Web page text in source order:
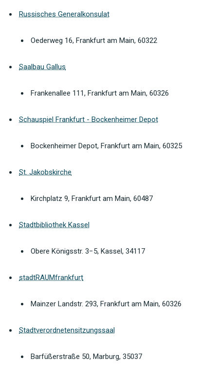
Russisches Generalkonsulat
Oederweg 16, Frankfurt am Main, 60322
Saalbau Gallus
Frankenallee 111, Frankfurt am Main, 60326
Schauspiel Frankfurt - Bockenheimer Depot
Bockenheimer Depot, Frankfurt am Main, 60325
St. Jakobskirche
Kirchplatz 9, Frankfurt am Main, 60487
Stadtbibliothek Kassel
Obere Königsstr. 3−5, Kassel, 34117
stadtRAUMfrankfurt
Mainzer Landstr. 293, Frankfurt am Main, 60326
Stadtverordnetensitzungssaal
Barfüßerstraße 50, Marburg, 35037